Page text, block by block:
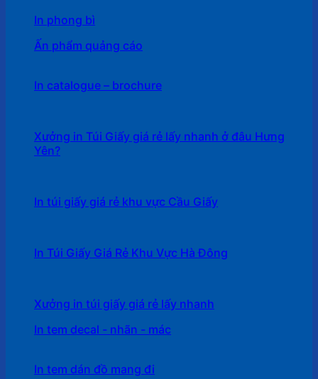
In phong bì
Ấn phẩm quảng cáo
In catalogue – brochure
Xưởng in Túi Giấy giá rẻ lấy nhanh ở đâu Hưng
Yên?
In túi giấy giá rẻ khu vực Cầu Giấy
In Túi Giấy Giá Rẻ Khu Vực Hà Đông
Xưởng in túi giấy giá rẻ lấy nhanh
In tem decal - nhãn - mác
In tem dán đồ mang đi